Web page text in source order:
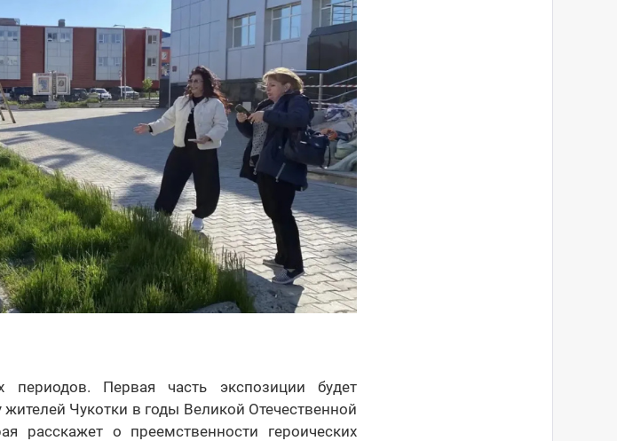
периодов. Первая часть экспозиции будет
Чукотки в годы Великой Отечественной
расскажет о преемственности героических